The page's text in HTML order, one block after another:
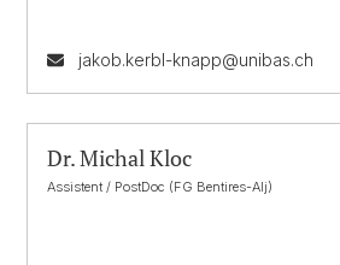
jakob.kerbl-knapp@unibas.ch
Dr. Michal Kloc
Assistent / PostDoc (FG Bentires-Alj)